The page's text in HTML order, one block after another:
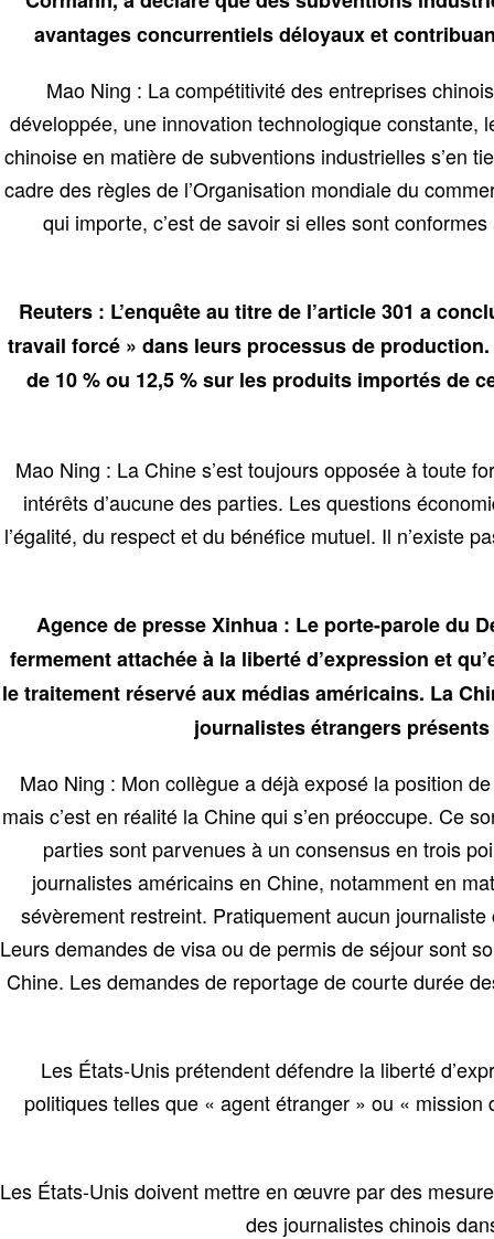
avantages concurrentiels déloyaux et
Mao Ning : La compétitivité des entreprises
développée, une innovation technologique constante,
chinoise en matière de subventions industrielles s’en
cadre des règles de l’Organisation mondiale du
qui importe, c’est de savoir si elles sont
Reuters : L’enquête au titre de l’article 301 a
travail forcé » dans leurs processus de
de 10 % ou 12,5 % sur les produits importés de
Mao Ning : La Chine s’est toujours opposée à toute
intérêts d’aucune des parties. Les questions
l’égalité, du respect et du bénéfice mutuel. Il n’existe
Agence de presse Xinhua : Le porte-parole du
fermement attachée à la liberté d’expression et
le traitement réservé aux médias américains. La
journalistes étrangers
Mao Ning : Mon collègue a déjà exposé la position
mais c’est en réalité la Chine qui s’en préoccupe. Ce
parties sont parvenues à un consensus en trois
journalistes américains en Chine, notamment en
sévèrement restreint. Pratiquement aucun
Leurs demandes de visa ou de permis de séjour sont
Chine. Les demandes de reportage de courte durée
Les États-Unis prétendent défendre la liberté
politiques telles que « agent étranger » ou «
Les États-Unis doivent mettre en œuvre par des
des journalistes chinois